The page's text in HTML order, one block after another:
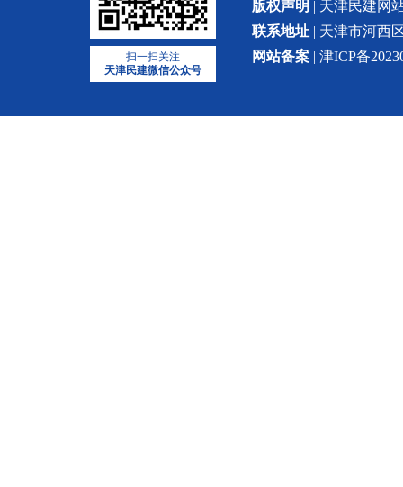
扫一扫关注
天津民建微信公众号
版权声明 | 天津民建网
联系地址 | 天津市河西
网站备案 | 津ICP备